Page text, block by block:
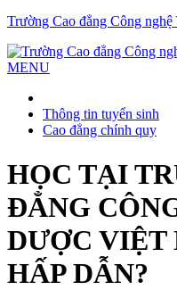
Trường Cao đẳng Công
MENU
Thông tin tuyển sinh
Cao đẳng chính quy
HỌC TẠI
ĐẲNG
DƯỢC VIỆT
HẤP DẪN?